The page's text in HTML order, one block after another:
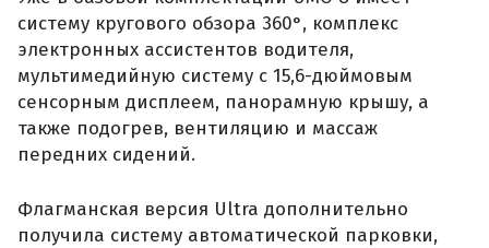
систему кругового обзора 360°, комплекс
электронных ассистентов водителя,
мультимедийную систему с 15,6-дюймовым
сенсорным дисплеем, панорамную крышу, а
также подогрев, вентиляцию и массаж
передних сидений.
Флагманская версия Ultra дополнительно
получила систему автоматической парковки,